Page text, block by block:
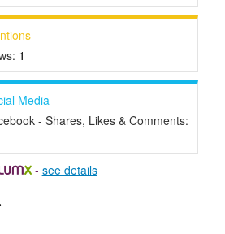
1
Media
- Shares, Likes & Comments:
- see details